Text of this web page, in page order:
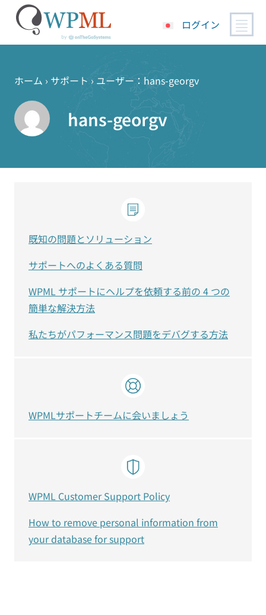
ッ
ログイン
ホーム › サポート › ユーザー：hans-georgv
hans-georgv
既知の問題とソリューション
サポートへのよくある質問
WPML サポートにヘルプを依頼する前の 4 つの
簡単な解決方法
私たちがパフォーマンス問題をデバグする方法
WPMLサポートチームに会いましょう
WPML Customer Support Policy
How to remove personal information from
your database for support